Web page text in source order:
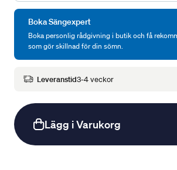
Boka Sängexpert
Boka personlig rådgivning i butik och få
som gör skillnad för din sömn.
Leveranstid3-4 veckor
Lägg i Varukorg